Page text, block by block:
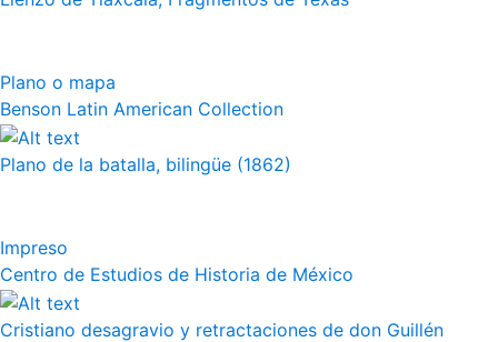
Plano o mapa
Benson Latin American Collection
Plano de la batalla, bilingüe (1862)
Impreso
Centro de Estudios de Historia de México
Cristiano desagravio y retractaciones de don Guillén